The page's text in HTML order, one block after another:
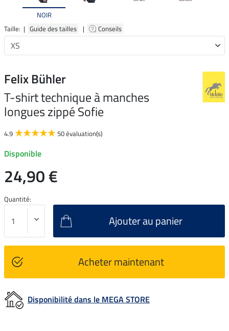
NOIR
Taille: | Guide des tailles | Conseils
Felix Bühler
T-shirt technique à manches
longues zippé Sofie
4.9 50 évaluation(s)
Disponible
24,90 €
Quantité:
Ajouter au panier
Acheter maintenant
Disponibilité dans le MEGA STORE